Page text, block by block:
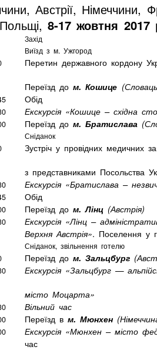
Австрії, Німеччини,
Польщі,8-17 жовтня 2017
Захід
Виїзд з м. Ужгород
Перетин державного кордону
Переїзд дом. Кошице
Обід
Екскурсія «Кошице – східна
Переїзд дом. Братислава
Сніданок
Зустріч у провідних медичних
з представниками Посольства
Екскурсія «Братислава –
Обід
Переїзд дом. Лінц (Австрія)
Екскурсія «Лінц –
Верхня Австрія». Поселення у
Сніданок, звільнення готелю
Переїзд дом. Зальцбург
Екскурсія«Зальцбург —
місто Моцарта»
Вільний час
Переїзд вм. Мюнхен
Екскурсія «Мюнхен – місто
час